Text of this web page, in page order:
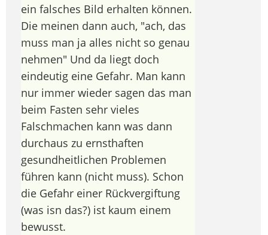
ein falsches Bild erhalten können.
Die meinen dann auch, "ach, das
muss man ja alles nicht so genau
nehmen" Und da liegt doch
eindeutig eine Gefahr. Man kann
nur immer wieder sagen das man
beim Fasten sehr vieles
Falschmachen kann was dann
durchaus zu ernsthaften
gesundheitlichen Problemen
führen kann (nicht muss). Schon
die Gefahr einer Rückvergiftung
(was isn das?) ist kaum einem
bewusst.